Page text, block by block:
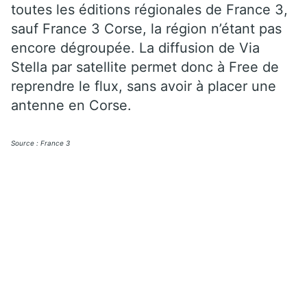
toutes les éditions régionales de France 3,
sauf France 3 Corse, la région n’étant pas
encore dégroupée. La diffusion de Via
Stella par satellite permet donc à Free de
reprendre le flux, sans avoir à placer une
antenne en Corse.
Source : France 3